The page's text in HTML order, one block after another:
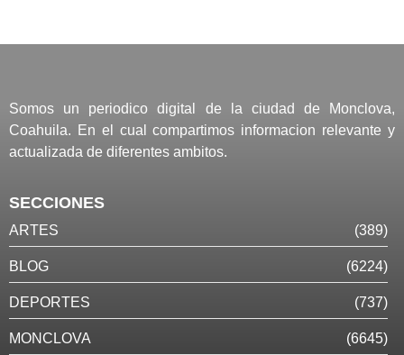
Somos un periodico digital de la ciudad de Monclova,
Coahuila. En el cual compartimos informacion relevante y
actualizada de diferentes ambitos.
SECCIONES
ARTES (389)
BLOG (6224)
DEPORTES (737)
MONCLOVA (6645)